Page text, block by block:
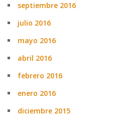
septiembre 2016
julio 2016
mayo 2016
abril 2016
febrero 2016
enero 2016
diciembre 2015